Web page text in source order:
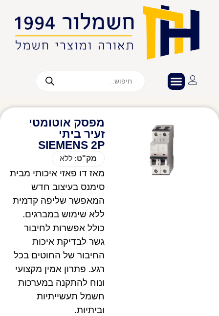
מפסק אוטומטי
זעיר ביתי
SIEMENS 2P
מק"ט: ללא
מאז דו פאזי איכותי מבית
סימנס בעיצוב חדש
המאפשר שליפה קדמית
ללא שימוש במברגים.
כולל אפשרות לחיבור
גשר לבדיקת איכות
החיבור של החוטים בכל
רגע. פתרון אמין מקצועי
ונוח להתקנה במערכות
חשמל תעשייתיות
וביתיות.